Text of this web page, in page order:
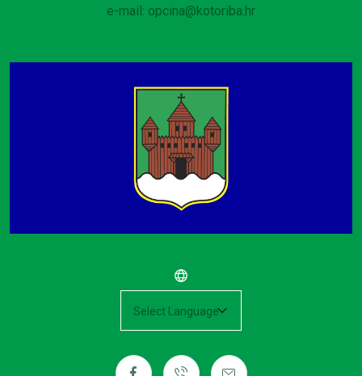
e-mail: opcina@kotoriba.hr